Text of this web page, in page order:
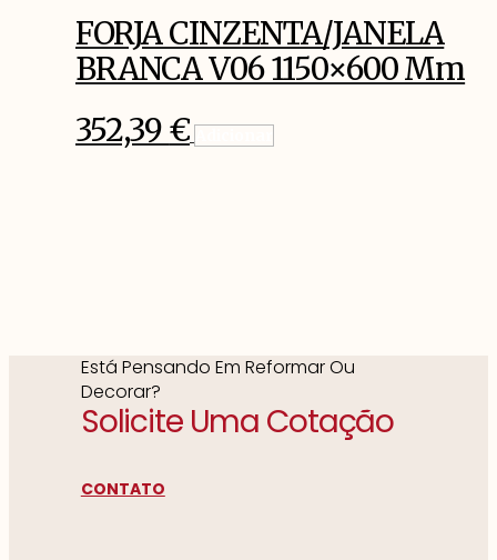
FORJA CINZENTA/JANELA
BRANCA V06 1150×600 Mm
352,39€
Está Pensando Em Reformar Ou
Decorar?
Solicite Uma Cotação
CONTATO